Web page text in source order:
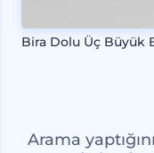
Bira Dolu Üç Büyük
Arama